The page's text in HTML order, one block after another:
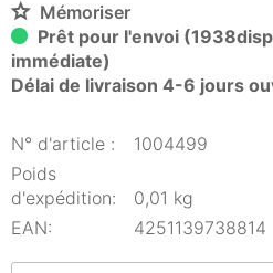
Mémoriser
Prêt pour l'envoi
immédiate)
Délai de livraison 4-6 jours
N° d'article :
1004499
Poids
d'expédition:
0,01 kg
EAN:
4251139738814